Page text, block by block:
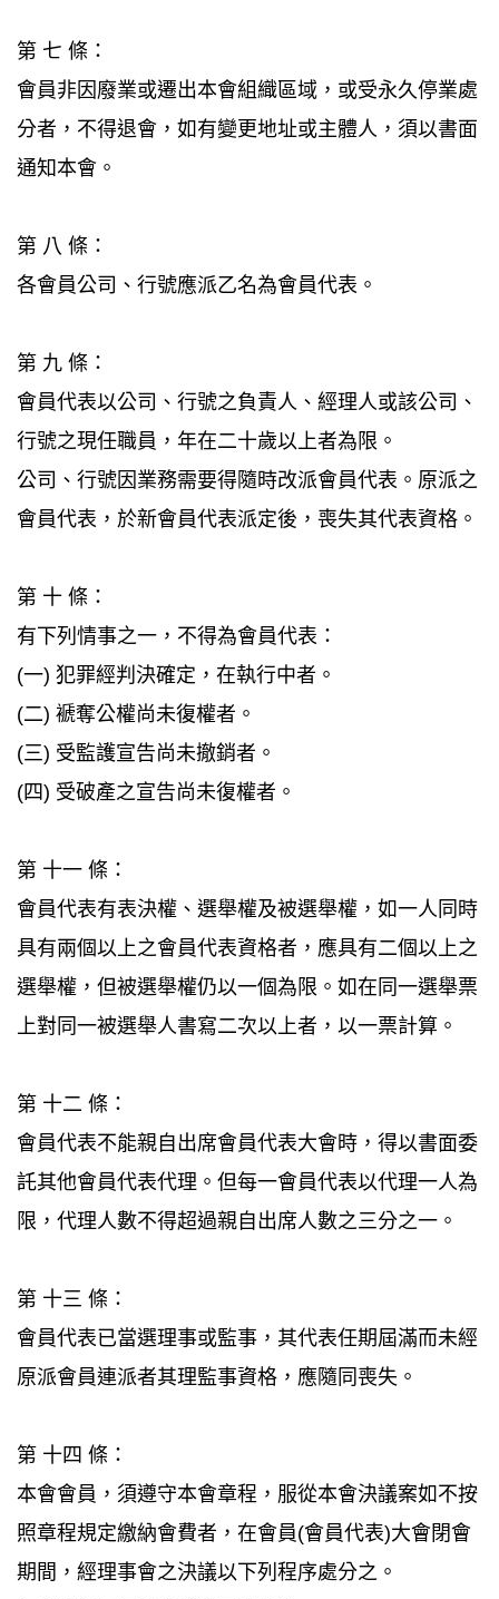
第 七 條：
會員非因廢業或遷出本會組織區域，或受永久停業處
分者，不得退會，如有變更地址或主體人，須以書面
通知本會。
第 八 條：
各會員公司、行號應派乙名為會員代表。
第 九 條：
會員代表以公司、行號之負責人、經理人或該公司、
行號之現任職員，年在二十歲以上者為限。
公司、行號因業務需要得隨時改派會員代表。原派之
會員代表，於新會員代表派定後，喪失其代表資格。
第 十 條：
有下列情事之一，不得為會員代表：
(一) 犯罪經判決確定，在執行中者。
(二) 褫奪公權尚未復權者。
(三) 受監護宣告尚未撤銷者。
(四) 受破產之宣告尚未復權者。
第 十一 條：
會員代表有表決權、選舉權及被選舉權，如一人同時
具有兩個以上之會員代表資格者，應具有二個以上之
選舉權，但被選舉權仍以一個為限。如在同一選舉票
上對同一被選舉人書寫二次以上者，以一票計算。
第 十二 條：
會員代表不能親自出席會員代表大會時，得以書面委
託其他會員代表代理。但每一會員代表以代理一人為
限，代理人數不得超過親自出席人數之三分之一。
第 十三 條：
會員代表已當選理事或監事，其代表任期屆滿而未經
原派會員連派者其理監事資格，應隨同喪失。
第 十四 條：
本會會員，須遵守本會章程，服從本會決議案如不按
照章程規定繳納會費者，在會員(會員代表)大會閉會
期間，經理事會之決議以下列程序處分之。